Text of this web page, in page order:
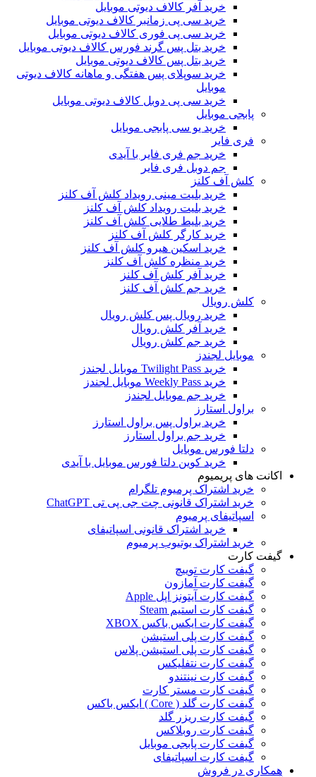
خرید آفر کالاف دیوتی موبایل
خرید سی پی زمانبر کالاف دیوتی موبایل
خرید سی پی فوری کالاف دیوتی موبایل
خرید بتل پس گرند فورس کالاف دیوتی موبایل
خرید بتل پس کالاف دیوتی موبایل
خرید سوپلای پس هفتگی و ماهانه کالاف دیوتی
موبایل
خرید سی پی دوبل کالاف دیوتی موبایل
پابجی موبایل
خرید یو سی پابجی موبایل
فری فایر
خرید جم فری فایر با آیدی
جم دوبل فری فایر
کلش آف کلنز
خرید بلیت مینی رویداد کلش آف کلنز
خرید بلیت رویداد کلش آف کلنز
خرید بلیط طلایی کلش آف کلنز
خرید کارگر کلش آف کلنز
خرید اسکین هیرو کلش آف کلنز
خرید منظره کلش آف کلنز
خرید آفر کلش آف کلنز
خرید جم کلش آف کلنز
کلش رویال
خرید رویال پس کلش رویال
خرید آفر کلش رویال
خرید جم کلش رویال
موبایل لجندز
خرید Twilight Pass موبایل لجندز
خرید Weekly Pass موبایل لجندز
خرید جم موبایل لجندز
براول استارز
خرید براول پس براول استارز
خرید جم براول استارز
دلتا فورس موبایل
خرید کوین دلتا فورس موبایل با آیدی
اکانت های پریمیوم
خرید اشتراک پرمیوم تلگرام
خرید اشتراک قانونی چت جی پی تی ChatGPT
اسپاتیفای پرمیوم
خرید اشتراک قانونی اسپاتیفای
خرید اشتراک یوتیوب پرمیوم
گیفت کارت
گیفت کارت توییچ
گیفت کارت آمازون
گیفت کارت آیتونز اپل Apple
گیفت کارت استیم Steam
گیفت کارت ایکس باکس XBOX
گیفت کارت پلی استیشن
گیفت کارت پلی استیشن پلاس
گیفت کارت نتفلیکس
گیفت کارت نینتندو
گیفت کارت مستر کارت
گیفت کارت گلد ( Core ) ایکس باکس
گیفت کارت ریزر گلد
گیفت کارت روبلاکس
گیفت کارت پابجی موبایل
گیفت کارت اسپاتیفای
همکاری در فروش